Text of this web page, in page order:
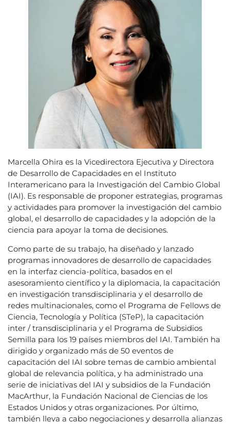
Marcella Ohira es la Vicedirectora Ejecutiva y Directora
de Desarrollo de Capacidades en el Instituto
Interamericano para la Investigación del Cambio Global
(IAI). Es responsable de proponer estrategias, programas
y actividades para promover la investigación del cambio
global, el desarrollo de capacidades y la adopción de la
ciencia para apoyar la toma de decisiones.
Como parte de su trabajo, ha diseñado y lanzado
programas innovadores de desarrollo de capacidades
en la interfaz ciencia-política, basados en el
asesoramiento científico y la diplomacia, la capacitación
en investigación transdisciplinaria y el desarrollo de
redes multinacionales, como el Programa de Fellows de
Ciencia, Tecnología y Política (STeP), la capacitación
inter / transdisciplinaria y el Programa de Subsidios
Semilla para los 19 países miembros del IAI. También ha
dirigido y organizado más de 50 eventos de
capacitación del IAI sobre temas de cambio ambiental
global de relevancia política, y ha administrado una
serie de iniciativas del IAI y subsidios de la Fundación
MacArthur, la Fundación Nacional de Ciencias de los
Estados Unidos y otras organizaciones. Por último,
también lleva a cabo negociaciones y desarrolla alianzas